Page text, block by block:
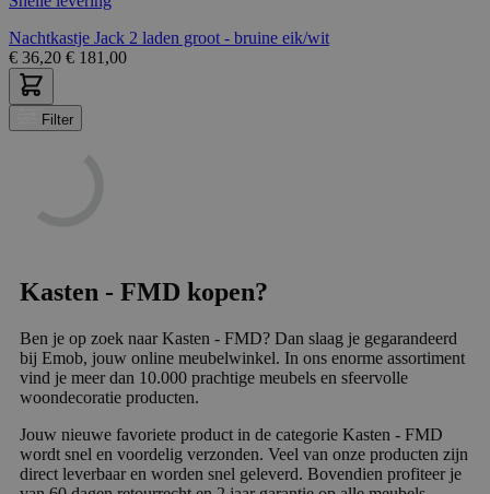
Nachtkastje Jack 2 laden groot - bruine eik/wit
€ 36,20 € 181,00
Filter
Kasten - FMD kopen?
Ben je op zoek naar Kasten - FMD? Dan slaag je gegarandeerd
bij Emob, jouw online meubelwinkel. In ons enorme assortiment
vind je meer dan 10.000 prachtige meubels en sfeervolle
woondecoratie producten.
Jouw nieuwe favoriete product in de categorie Kasten - FMD
wordt snel en voordelig verzonden. Veel van onze producten zijn
direct leverbaar en worden snel geleverd. Bovendien profiteer je